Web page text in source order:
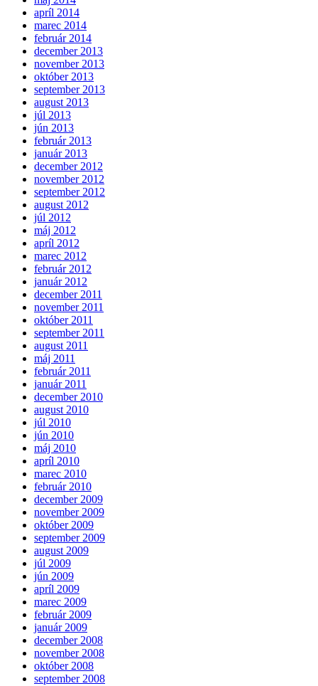
apríl 2014
marec 2014
február 2014
december 2013
november 2013
október 2013
september 2013
august 2013
júl 2013
jún 2013
február 2013
január 2013
december 2012
november 2012
september 2012
august 2012
júl 2012
máj 2012
apríl 2012
marec 2012
február 2012
január 2012
december 2011
november 2011
október 2011
september 2011
august 2011
máj 2011
február 2011
január 2011
december 2010
august 2010
júl 2010
jún 2010
máj 2010
apríl 2010
marec 2010
február 2010
december 2009
november 2009
október 2009
september 2009
august 2009
júl 2009
jún 2009
apríl 2009
marec 2009
február 2009
január 2009
december 2008
november 2008
október 2008
september 2008